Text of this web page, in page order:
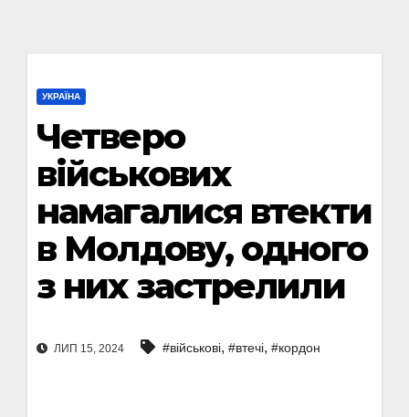
УКРАЇНА
Четверо
військових
намагалися втекти
в Молдову, одного
з них застрелили
ЛИП 15, 2024 #військові, #втечі, #кордон